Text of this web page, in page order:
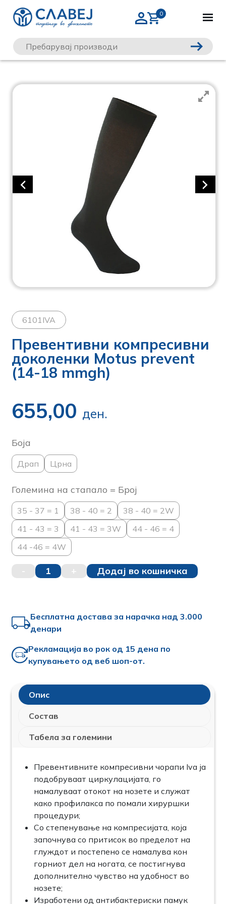
6101IVA
Превентивни компресивни
доколенки Motus prevent
(14-18 mmgh)
655,00 ден.
Боја
Драп Црна
Големина на стапало = Број
35 - 37 = 1 38 - 40 = 2
38 - 40 = 2W
41 - 43 = 3
41 - 43 = 3W
44 - 46 = 4
44 -46 = 4W
- 1 + Додај во кошничка
Бесплатна достава за нарачка над 3.000
денари
Рекламација во рок од 15 дена по
купувањето од веб шоп-от.
Опис
Состав
Табела за големини
Превентивните компресивни чорапи Iva ја
подобруваат циркулацијата, го
намалуваат отокот на нозете и служат
како профилакса по помали хируршки
процедури;
Со степенување на компресијата, која
започнува со притисок во пределот на
глуждот и постепено се намалува кон
горниот дел на ногата, се постигнува
дополнително чувство на удобност во
нозете;
Изработени од антибактериски памук